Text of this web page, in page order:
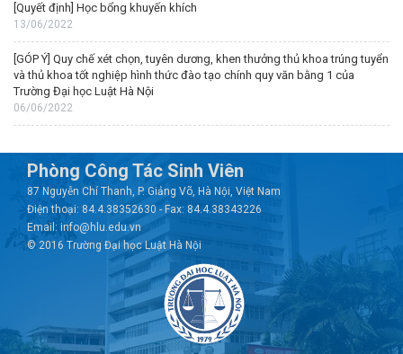
[Quyết định] Học bổng khuyến khích
13/06/2022
[GÓP Ý] Quy chế xét chọn, tuyên dương, khen thưởng thủ khoa trúng tuyển
và thủ khoa tốt nghiệp hình thức đào tạo chính quy văn bằng 1 của
Trường Đại học Luật Hà Nội
06/06/2022
Phòng Công Tác Sinh Viên
87 Nguyễn Chí Thanh, P. Giảng Võ, Hà Nội, Việt Nam
Điện thoại: 84.4.38352630 - Fax: 84.4.38343226
Email: info@hlu.edu.vn
© 2016 Trường Đại học Luật Hà Nội